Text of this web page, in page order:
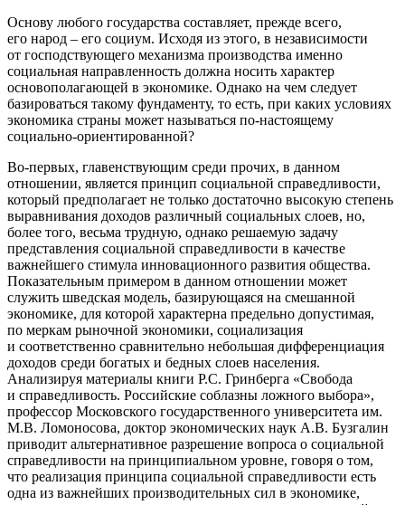
Основу любого государства составляет, прежде всего,
его народ – его социум. Исходя из этого, в независимости
от господствующего механизма производства именно
социальная направленность должна носить характер
основополагающей в экономике. Однако на чем следует
базироваться такому фундаменту, то есть, при каких условиях
экономика страны может называться по-настоящему
социально-ориентированной?
Во-первых, главенствующим среди прочих, в данном
отношении, является принцип социальной справедливости,
который предполагает не только достаточно высокую степень
выравнивания доходов различный социальных слоев, но,
более того, весьма трудную, однако решаемую задачу
представления социальной справедливости в качестве
важнейшего стимула инновационного развития общества.
Показательным примером в данном отношении может
служить шведская модель, базирующаяся на смешанной
экономике, для которой характерна предельно допустимая,
по меркам рыночной экономики, социализация
и соответственно сравнительно небольшая дифференциация
доходов среди богатых и бедных слоев населения.
Анализируя материалы книги Р.С. Гринберга «Свобода
и справедливость. Российские соблазны ложного выбора»,
профессор Московского государственного университета им.
М.В. Ломоносова, доктор экономических наук А.В. Бузгалин
приводит альтернативное разрешение вопроса о социальной
справедливости на принципиальном уровне, говоря о том,
что реализация принципа социальной справедливости есть
одна из важнейших производительных сил в экономике,